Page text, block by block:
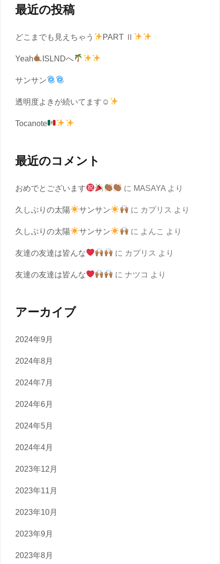
最近の投稿
どこまでも見えちゃう PART Ⅱ
Yeah ISLNDへ
サンサン
透明度よきが続いてます☺︎
Tocanote
最近のコメント
おめでとございます に MASAYAより
久しぶりの太陽 サンサン に カプリス より
久しぶりの太陽 サンサン に よんこ より
友達の友達は皆んな に カプリス より
友達の友達は皆んな に ナツコ より
アーカイブ
2024年9月
2024年8月
2024年7月
2024年6月
2024年5月
2024年4月
2023年12月
2023年11月
2023年10月
2023年9月
2023年8月